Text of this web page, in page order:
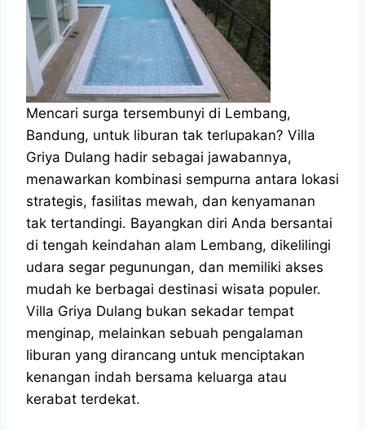
Mencari surga tersembunyi di Lembang,
Bandung, untuk liburan tak terlupakan? Villa
Griya Dulang hadir sebagai jawabannya,
menawarkan kombinasi sempurna antara lokasi
strategis, fasilitas mewah, dan kenyamanan
tak tertandingi. Bayangkan diri Anda bersantai
di tengah keindahan alam Lembang, dikelilingi
udara segar pegunungan, dan memiliki akses
mudah ke berbagai destinasi wisata populer.
Villa Griya Dulang bukan sekadar tempat
menginap, melainkan sebuah pengalaman
liburan yang dirancang untuk menciptakan
kenangan indah bersama keluarga atau
kerabat terdekat.